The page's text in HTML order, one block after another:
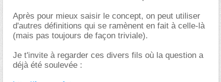
Après pour mieux saisir le concept, on peut utiliser
d'autres définitions qui se ramènent en fait à celle-là
(mais pas toujours de façon triviale).
Je t'invite à regarder ces divers fils où la question a
déjà été soulevée :